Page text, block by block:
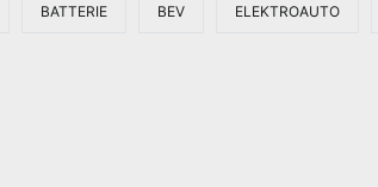
BATTERIE BEV ELEKTROAUTO